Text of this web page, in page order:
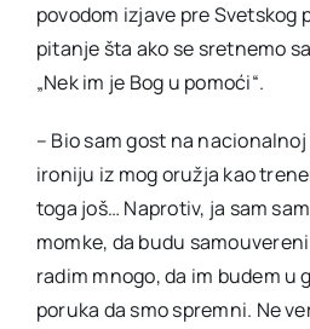
povodom izjave pre Svetskog
pitanje šta ako se sretnemo
„Nek im je Bog u pomoći“.
– Bio sam gost na
ironiju iz mog oružja kao
toga još… Naprotiv, ja sam
momke, da budu
radim mnogo, da im budem u
poruka da smo spremni. Ne